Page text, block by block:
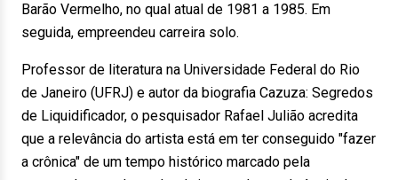
Barão Vermelho, no qual atual de 1981 a 1985. Em
seguida, empreendeu carreira solo.
Professor de literatura na Universidade Federal do Rio
de Janeiro (UFRJ) e autor da biografia Cazuza: Segredos
de Liquidificador, o pesquisador Rafael Julião acredita
que a relevância do artista está em ter conseguido "fazer
a crônica" de um tempo histórico marcado pela